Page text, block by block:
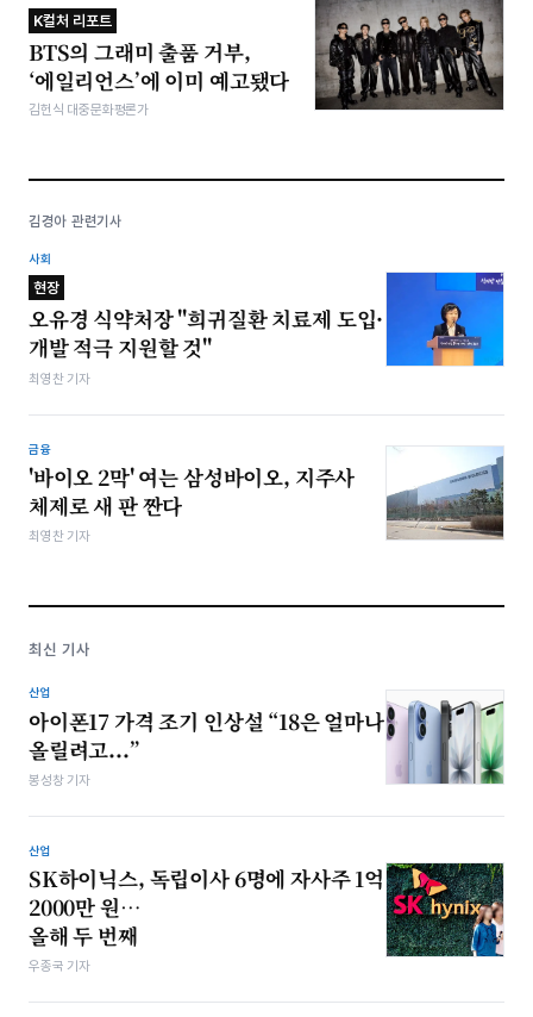
K컬처 리포트
BTS의 그래미 출품 거부,
‘에일리언스’에 이미 예고됐다
김헌식 대중문화평론가
김경아 관련기사
사회
현장
오유경 식약처장 "희귀질환 치료제 도입·
개발 적극 지원할 것"
최영찬 기자
금융
'바이오 2막' 여는 삼성바이오, 지주사
체제로 새 판 짠다
최영찬 기자
최신 기사
산업
아이폰17 가격 조기 인상설 “18은 얼마나
올릴려고...”
봉성창 기자
산업
SK하이닉스, 독립이사 6명에 자사주 1억
2000만 원…
올해 두 번째
우종국 기자